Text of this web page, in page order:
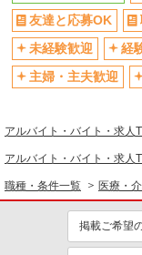
友達と応募OK
未経験歓迎
経
主婦・主夫歓迎
アルバイト・バイト・求人
アルバイト・バイト・求人
職種・条件一覧 医療・
掲載ご希望